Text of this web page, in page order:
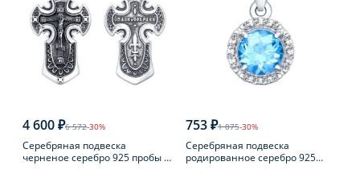
4 600 ₽6 572-30%
Серебряная подвеска
черненое серебро 925 пробы с
753 ₽1 075-30%
Серебряная подвеска
родированное серебро 925